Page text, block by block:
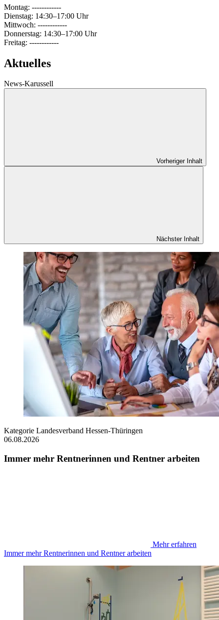
Montag: ------------
Dienstag: 14:30–17:00 Uhr
Mittwoch: ------------
Donnerstag: 14:30–17:00 Uhr
Freitag: ------------
Aktuelles
News-Karussell
Vorheriger Inhalt
Nächster Inhalt
Kategorie Landesverband Hessen-Thüringen
06.08.2026
Immer mehr Rentnerinnen und Rentner arbeiten
Mehr erfahren
Immer mehr Rentnerinnen und Rentner arbeiten